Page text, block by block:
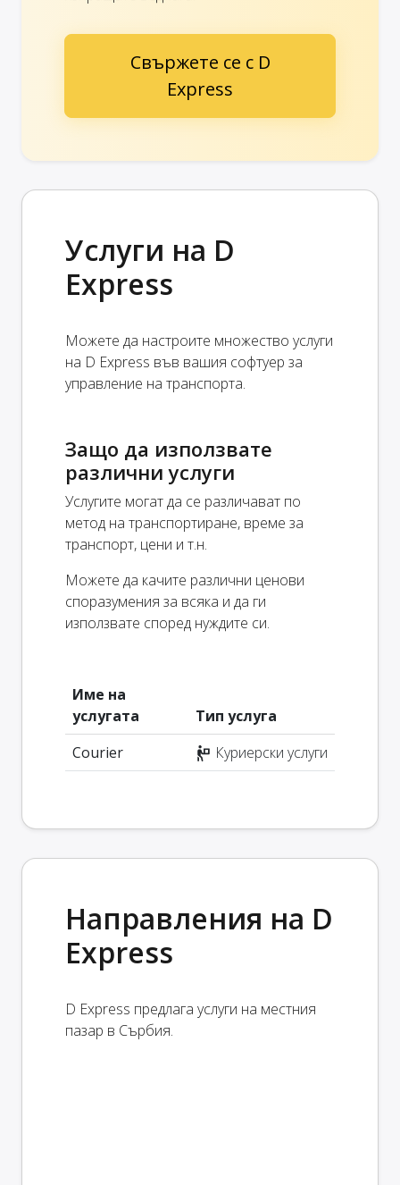
Свържете се с D
Express
Услуги на D
Express
Можете да настроите множество услуги
на D Express във вашия софтуер за
управление на транспорта.
Защо да използвате
различни услуги
Услугите могат да се различават по
метод на транспортиране, време за
транспорт, цени и т.н.
Можете да качите различни ценови
споразумения за всяка и да ги
използвате според нуждите си.
Име на
услугата
Тип услуга
Courier
Куриерски услуги
Направления на D
Express
D Express предлага услуги на местния
пазар в Сърбия.